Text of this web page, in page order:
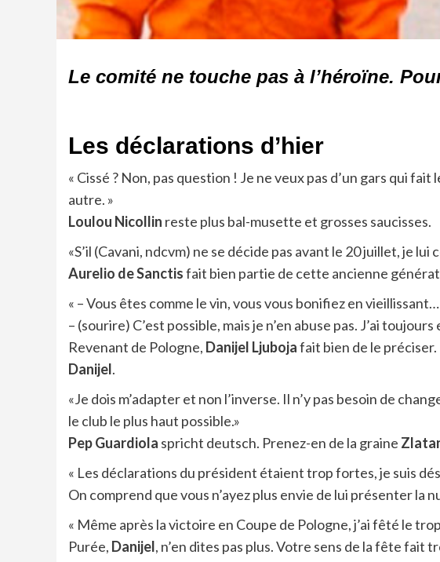
Le comité ne touche pas à l’héroïne.
Les déclarations d’hier
« Cissé ? Non, pas question ! Je ne veux pas d’un gars qui
autre. »
Loulou Nicollin reste plus bal-musette et grosses saucisses.
«S’il (Cavani, ndcvm) ne se décide pas avant le 20 juillet, je lui
Aurelio de Sanctisfait bien partie de cette ancienne
« – Vous êtes comme le vin, vous vous bonifiez en vieillissant…
– (sourire) C’est possible, mais je n’en abuse pas. J’ai
Revenant de Pologne, Danijel Ljubojafait bien de le
Danijel.
«Je dois m’adapter et non l’inverse. Il n’y pas besoin de
le club le plus haut possible.»
Pep Guardiola spricht deutsch. Prenez-en de la graine
« Les déclarations du président étaient trop fortes, je suis
On comprend que vous n’ayez plus envie de lui présenter la
« Même après la victoire en Coupe de Pologne, j’ai fêté le
Purée, Danijel, n’en dites pas plus. Votre sens de la fête fait